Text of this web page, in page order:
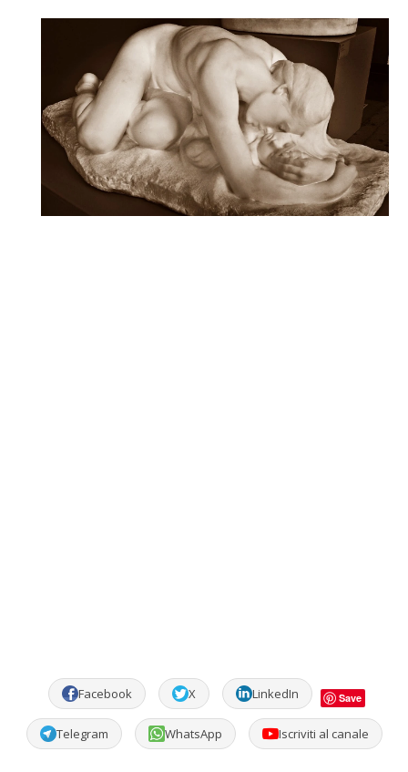
Facebook X LinkedIn Save
Telegram WhatsApp Iscriviti al canale